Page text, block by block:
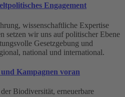
Engagement
wissenschaftliche Expertise
setzen wir uns auf politischer Ebene
Gesetzgebung und
national und international.
Kampagnen voran
Biodiversität, erneuerbare